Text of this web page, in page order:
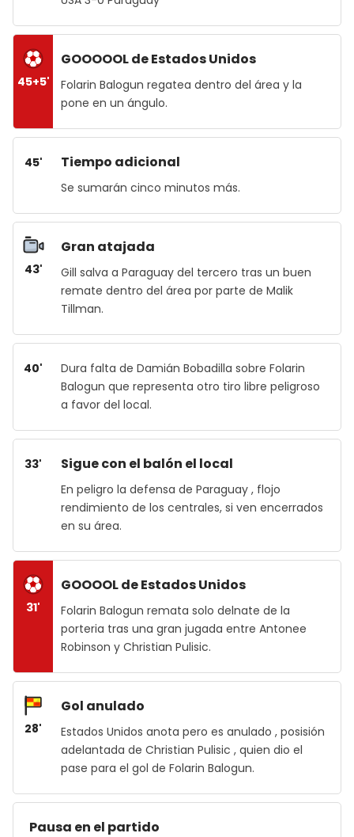
45+5'
GOOOOOL de Estados Unidos
Folarin Balogun regatea dentro del área y la
pone en un ángulo.
45' Tiempo adicional
Se sumarán cinco minutos más.
43'
Gran atajada
Gill salva a Paraguay del tercero tras un buen
remate dentro del área por parte de Malik
Tillman.
40'
Dura falta de Damián Bobadilla sobre Folarin
Balogun que representa otro tiro libre peligroso
a favor del local.
33' Sigue con el balón el local
En peligro la defensa de Paraguay , flojo
rendimiento de los centrales, si ven encerrados
en su área.
31'
GOOOOL de Estados Unidos
Folarin Balogun remata solo delnate de la
porteria tras una gran jugada entre Antonee
Robinson y Christian Pulisic.
28'
Gol anulado
Estados Unidos anota pero es anulado , posisión
adelantada de Christian Pulisic , quien dio el
pase para el gol de Folarin Balogun.
Pausa en el partido